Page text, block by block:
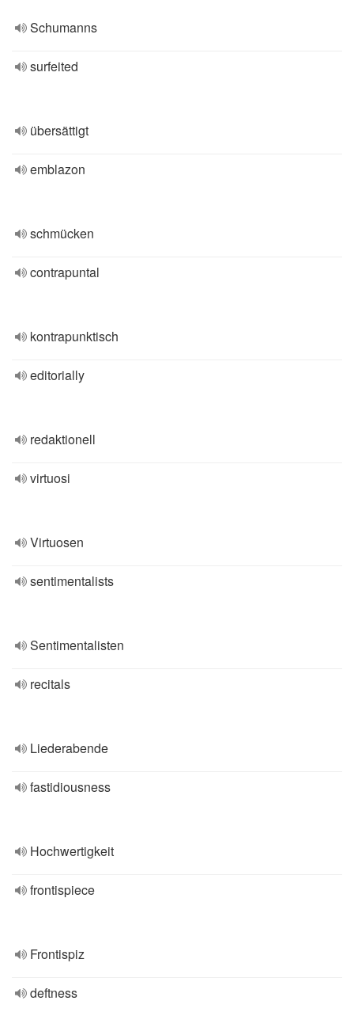
Schumanns
surfeited
übersättigt
emblazon
schmücken
contrapuntal
kontrapunktisch
editorially
redaktionell
virtuosi
Virtuosen
sentimentalists
Sentimentalisten
recitals
Liederabende
fastidiousness
Hochwertigkeit
frontispiece
Frontispiz
deftness